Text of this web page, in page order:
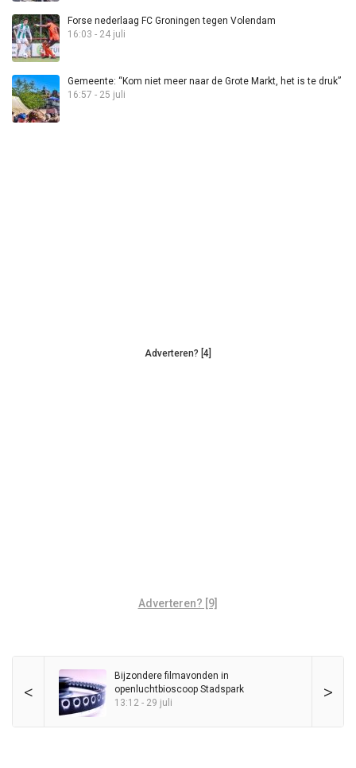
Forse nederlaag FC Groningen tegen Volendam
16:03 - 24 juli
Gemeente: “Kom niet meer naar de Grote Markt, het is te druk”
16:57 - 25 juli
Adverteren? [4]
Adverteren? [9]
< >
Bijzondere filmavonden in
openluchtbioscoop Stadspark
13:12 - 29 juli